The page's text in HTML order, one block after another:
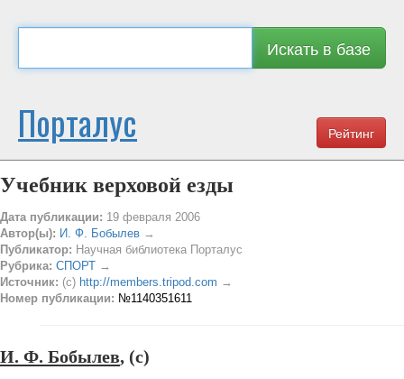
Искать в базе
Рейтинг
Порталус
Учебник верховой езды
Дата публикации: 19 февраля 2006
Автор(ы): И. Ф. Бобылев →
Публикатор: Научная библиотека Порталус
Рубрика: СПОРТ →
Источник: (c) http://members.tripod.com →
Номер публикации: №1140351611
И. Ф. Бобылев, (c)